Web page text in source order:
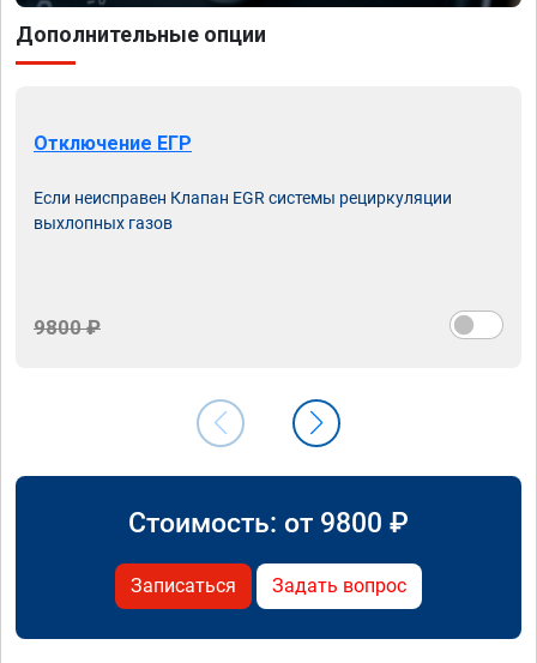
Дополнительные опции
Отключение ЕГР
Если неисправен Клапан EGR системы рециркуляции
выхлопных газов
9800 ₽
Стоимость: от 9800 ₽
Записаться Задать вопрос